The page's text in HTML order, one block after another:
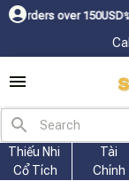
150USDㅤ✨Chúc
Thiếu Nhi
Cổ Tích
Tài
Chính